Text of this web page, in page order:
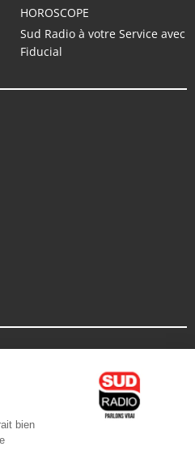
HOROSCOPE
Sud Radio à votre Service avec
Fiducial
Android
l'application